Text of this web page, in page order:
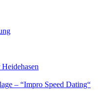
– “Impro Speed Dating“